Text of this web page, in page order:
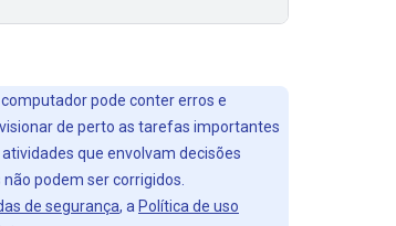
pode conter erros e
de perto as tarefas importantes
que envolvam decisões
podem ser corrigidos.
de segurança, a Política de uso